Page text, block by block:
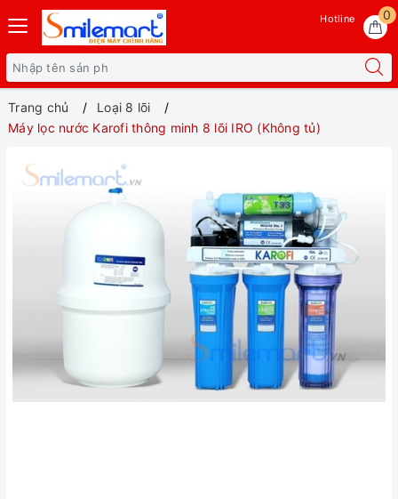
0
Hotline
Trang chủ
Loại 8 lõi
Máy lọc nước Karofi thông minh 8 lõi IRO (Không tủ)